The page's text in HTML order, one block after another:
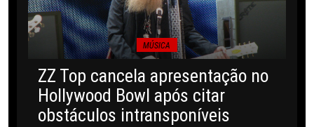
MÚSICA
ZZ Top cancela apresentação no
Hollywood Bowl após citar
obstáculos intransponíveis